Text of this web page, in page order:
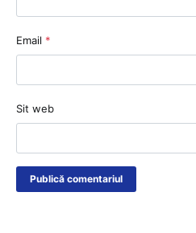
Email *
Sit web